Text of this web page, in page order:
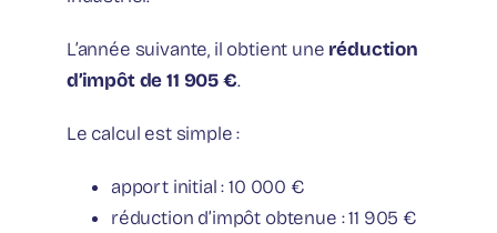
L’année suivante, il obtient une réduction
d’impôt de 11 905 €.
Le calcul est simple :
apport initial : 10 000 €
réduction d’impôt obtenue : 11 905 €